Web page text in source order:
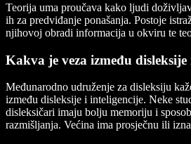
Teorija uma proučava kako ljudi
ih za predviđanje ponašanja. Postoje
njihovoj obradi informacija u okviru te
Kakva je veza između disleksije
Međunarodno udruženje za disleksiju
između disleksije i inteligencije. Neke
disleksičari imaju bolju memoriju i
razmišljanja. Većina ima prosječnu ili